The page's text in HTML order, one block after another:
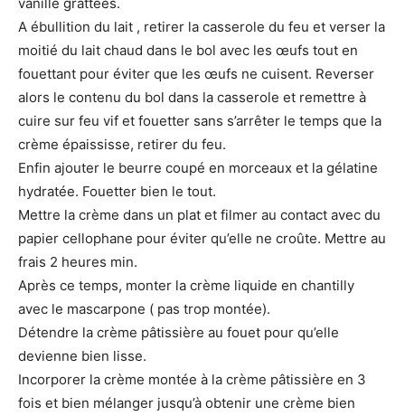
A ébullition du lait , retirer la casserole du feu et verser la
moitié du lait chaud dans le bol avec les œufs tout en
fouettant pour éviter que les œufs ne cuisent. Reverser
alors le contenu du bol dans la casserole et remettre à
cuire sur feu vif et fouetter sans s’arrêter le temps que la
crème épaississe, retirer du feu.
Enfin ajouter le beurre coupé en morceaux et la gélatine
hydratée. Fouetter bien le tout.
Mettre la crème dans un plat et filmer au contact avec du
papier cellophane pour éviter qu’elle ne croûte. Mettre au
frais 2 heures min.
Après ce temps, monter la crème liquide en chantilly
avec le mascarpone ( pas trop montée).
Détendre la crème pâtissière au fouet pour qu’elle
devienne bien lisse.
Incorporer la crème montée à la crème pâtissière en 3
fois et bien mélanger jusqu’à obtenir une crème bien